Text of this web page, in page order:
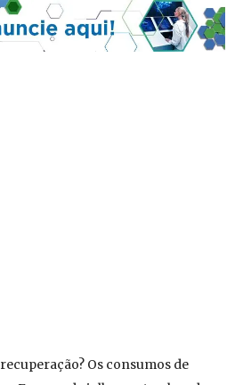
Os consumos de